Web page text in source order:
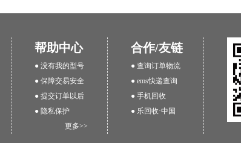
帮助中心
● 没有我的型号
● 保障交易安全
● 提交订单以后
● 隐私保护
更多>>
合作/友链
● 查询订单物流
● ems快递查询
● 手机回收
● 乐回收·中国